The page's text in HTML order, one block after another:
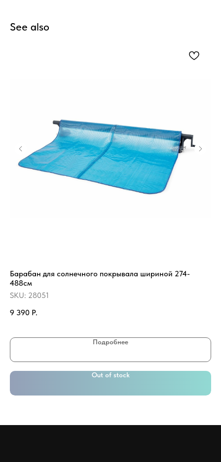
See also
Барабан для солнечного покрывала шириной 274-
488см
SKU: 28051
9 390 Р.
Подробнее
Out of stock